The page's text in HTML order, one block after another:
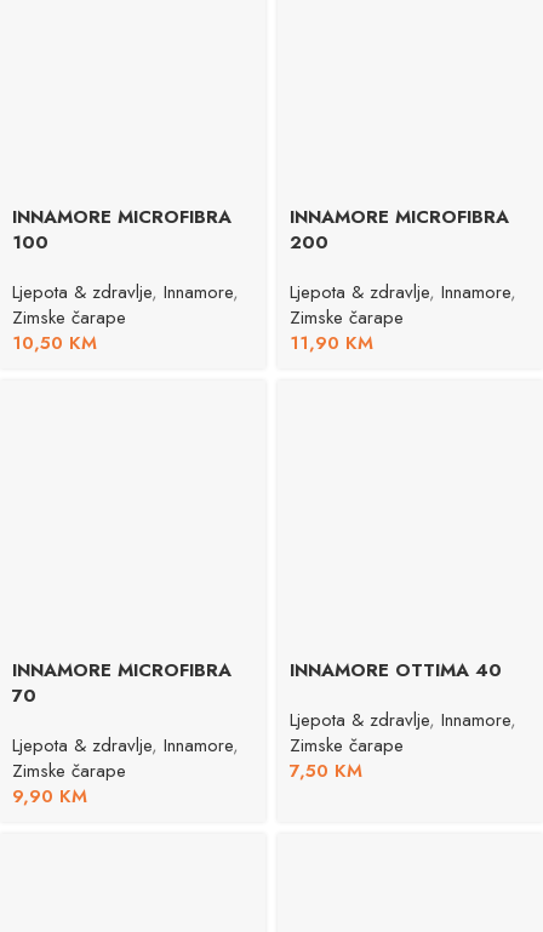
INNAMORE MICROFIBRA
100
Ljepota & zdravlje, Innamore,
Zimske čarape
10,50 KM
INNAMORE MICROFIBRA
200
Ljepota & zdravlje, Innamore,
Zimske čarape
11,90 KM
INNAMORE MICROFIBRA
70
Ljepota & zdravlje, Innamore,
Zimske čarape
9,90 KM
INNAMORE OTTIMA 40
Ljepota & zdravlje, Innamore,
Zimske čarape
7,50 KM